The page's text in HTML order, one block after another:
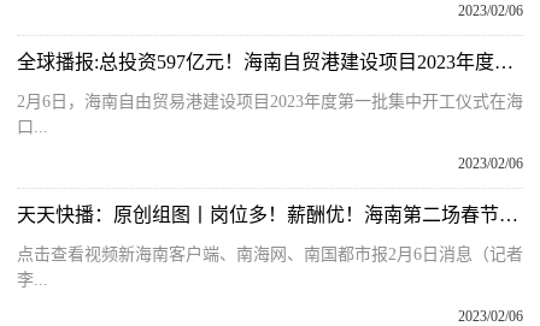
2023/02/06
全球播报:总投资597亿元！海南自贸港建设项目2023年度第一批167个集中开工
2月6日，海南自由贸易港建设项目2023年度第一批集中开工仪式在海
口...
2023/02/06
天天快播：原创组图丨岗位多！薪酬优！海南第二场春节返乡人才对接会海口举办
点击查看视频新海南客户端、南海网、南国都市报2月6日消息（记者
李...
2023/02/06